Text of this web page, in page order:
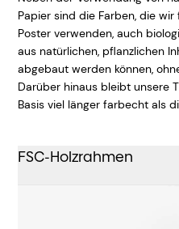
Papier sind die Farben, die
Poster verwenden, auch
aus natürlichen, pflanzlichen
abgebaut werden können,
Darüber hinaus bleibt unsere
Basis viel länger farbecht als
FSC-Holzrahmen